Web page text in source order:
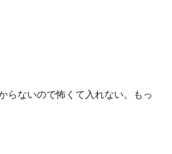
らないので怖くて入れない。もっ